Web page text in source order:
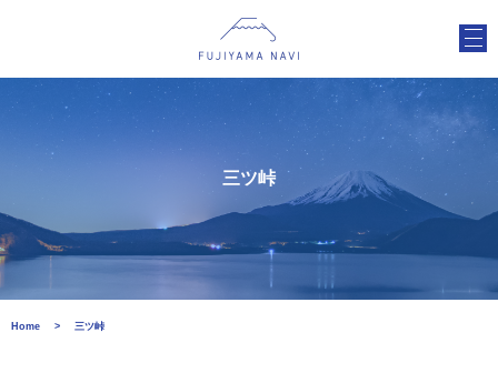
三ツ峠
Home 三ツ峠